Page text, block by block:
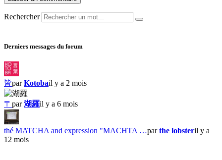
Rechercher
Derniers messages du forum
皆parKotobail y a 2 mois
〒 par湖羅il y a 6 mois
thé MATCHA and expression "MACHTA …parthe lobsteril y a
12 mois